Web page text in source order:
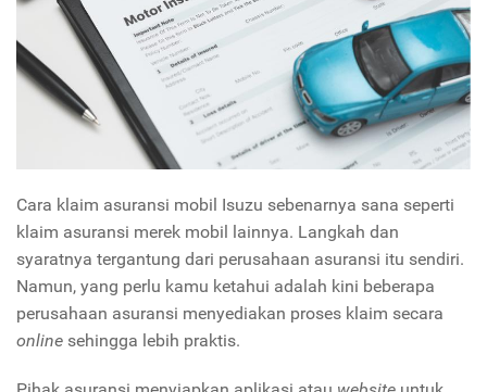
Cara klaim asuransi mobil Isuzu sebenarnya sana seperti
klaim asuransi merek mobil lainnya. Langkah dan
syaratnya tergantung dari perusahaan asuransi itu sendiri.
Namun, yang perlu kamu ketahui adalah kini beberapa
perusahaan asuransi menyediakan proses klaim secara
online sehingga lebih praktis.